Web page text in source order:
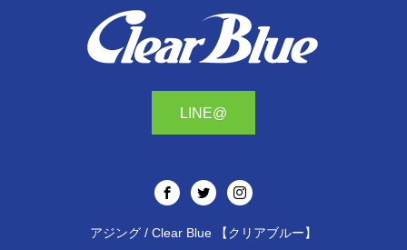
LINE@
アジング / Clear Blue 【クリアブルー】